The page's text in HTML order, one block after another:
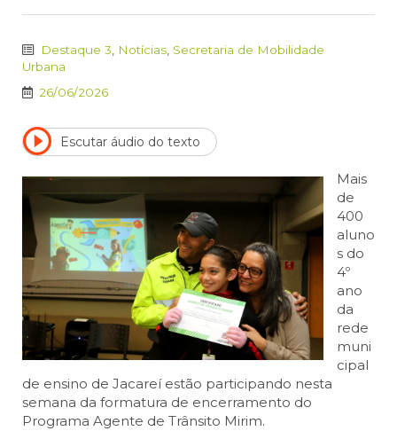
Destaque 3 Notícias Secretaria de Mobilidade
Urbana
26/06/2026
Escutar áudio do texto
Mais
de
400
aluno
s do
4º
ano
da
rede
muni
cipal
de ensino de Jacareí estão participando nesta
semana da formatura de encerramento do
Programa Agente de Trânsito Mirim.